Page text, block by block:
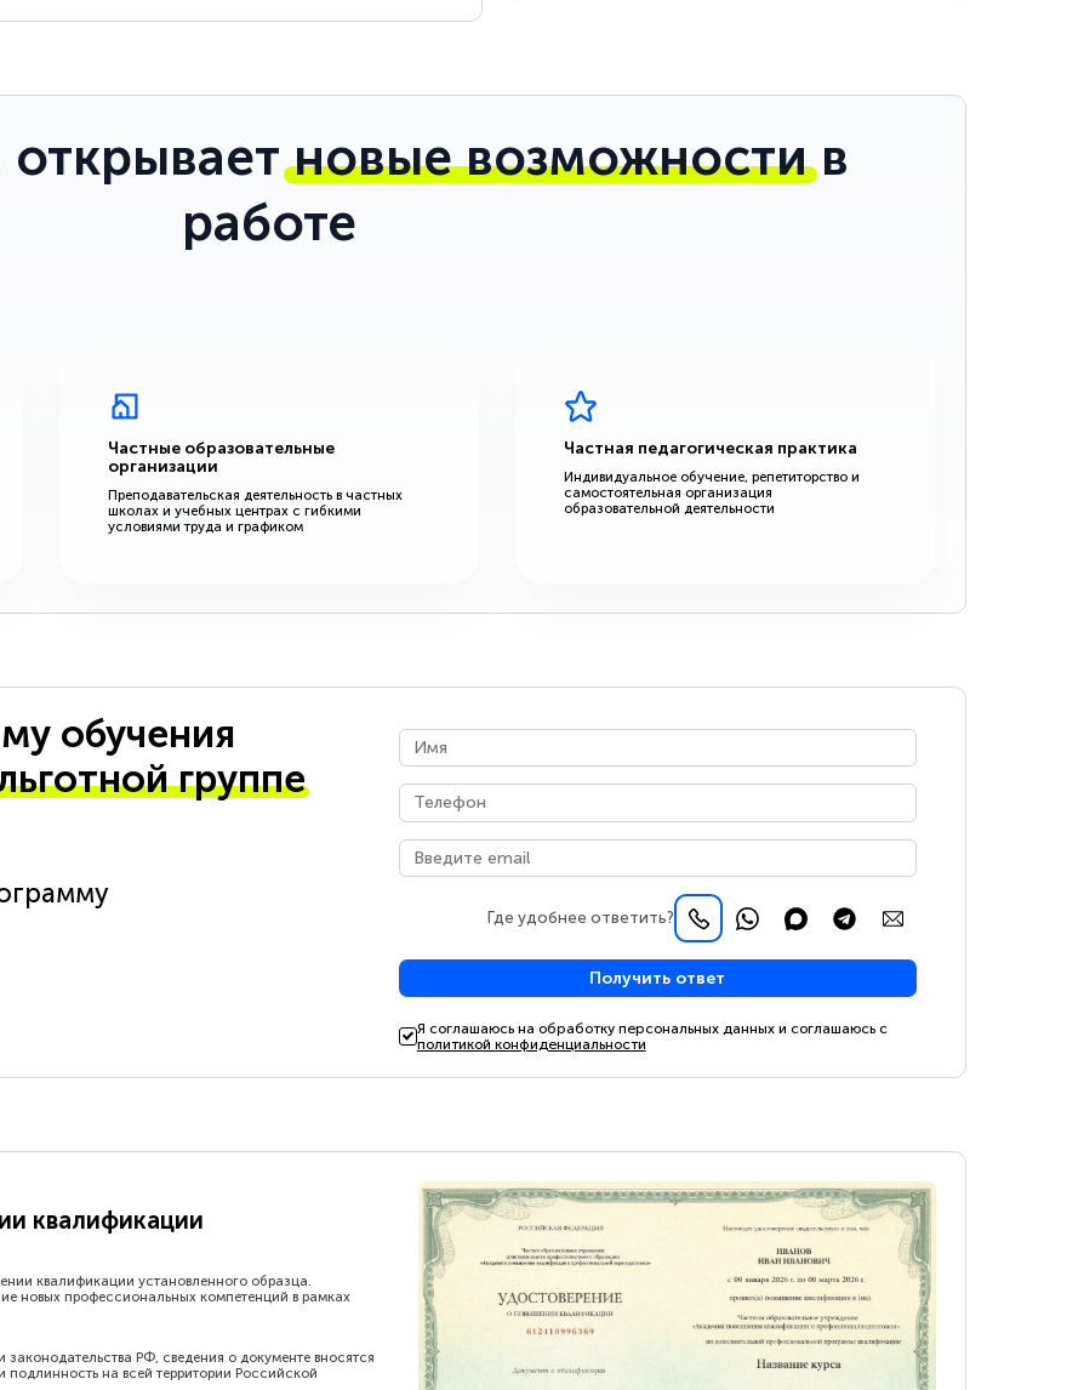
новые возможностив
работе
Частные образовательные
организации
Преподавательская деятельность в частных
школах и учебных центрах с гибкими
условиями труда и графиком
Частная педагогическая практика
Индивидуальное обучение, репетиторство и
самостоятельная организация
образовательной деятельности
обучения
группе
Где удобнее ответить?
Получить ответ
Я соглашаюсь на обработку персональных данных и соглашаюсь с
политикой конфиденциальности
квалификации
квалификации установленного образца.
новых профессиональных компетенций в рамках
РФ, сведения о документе вносятся
на всей территории Российской